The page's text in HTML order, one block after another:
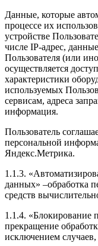
Данные, которые
процессе их
устройстве
числе IP-адрес,
Пользователя (или
осуществляется
характеристики
используемых
сервисам, адреса
информация.
Пользователь
персональной
Яндекс.Метрика.
1.1.3.
данных» –обработка
средств
1.1.4. «Блокирование
прекращение
исключением случаев,